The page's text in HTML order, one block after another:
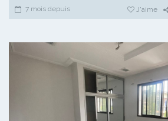
7 mois depuis J'aime